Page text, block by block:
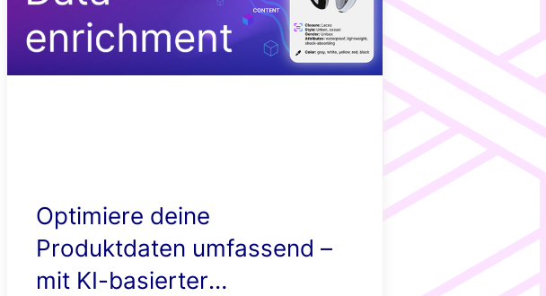
Smartere
Produktempfehlungen
Standortbasierte
Newsroom
Optimiere deine
Produktdaten umfassend –
mit KI-basierter